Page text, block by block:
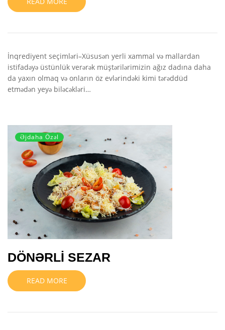
İnqrediyent seçimləri–Xüsusən yerli xammal və mallardan
istifadəyə üstünlük verərək müştərilərimizin ağız dadına daha
da yaxın olmaq və onların öz evlərindəki kimi tərəddüd
etmədən yeyə biləcəkləri…
Əjdaha Özəl
DÖNƏRLİ SEZAR
READ MORE